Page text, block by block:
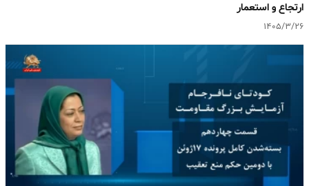
ارتجاع و استعمار
۱۴۰۵/۳/۲۶